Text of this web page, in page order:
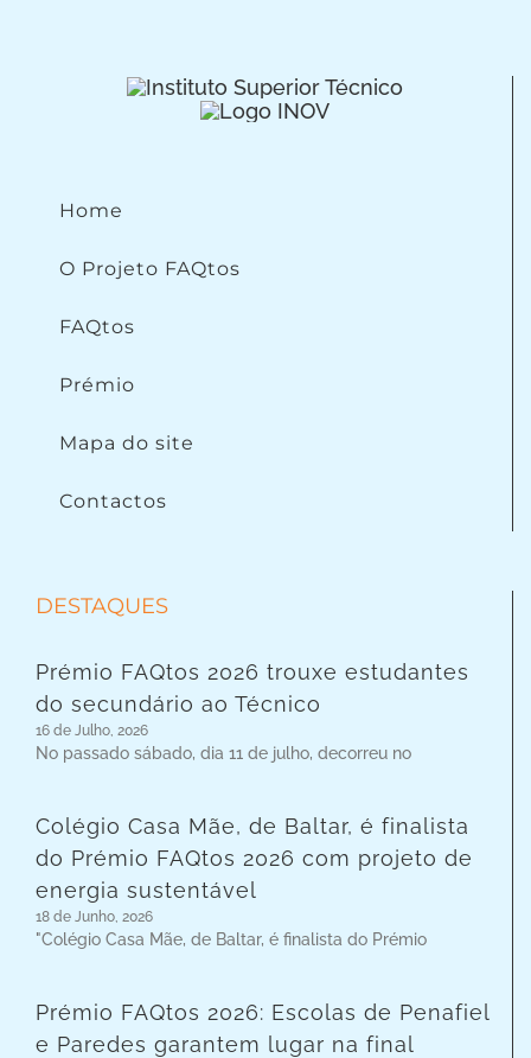
Home
O Projeto FAQtos
FAQtos
Prémio
Mapa do site
Contactos
DESTAQUES
Prémio FAQtos 2026 trouxe estudantes
do secundário ao Técnico
16 de Julho, 2026
No passado sábado, dia 11 de julho, decorreu no
Colégio Casa Mãe, de Baltar, é finalista
do Prémio FAQtos 2026 com projeto de
energia sustentável
18 de Junho, 2026
"Colégio Casa Mãe, de Baltar, é finalista do Prémio
Prémio FAQtos 2026: Escolas de Penafiel
e Paredes garantem lugar na final